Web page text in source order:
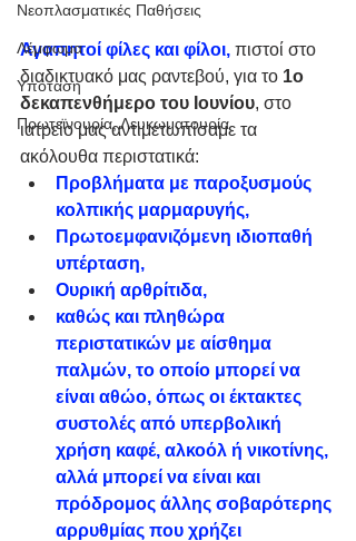
Νεοπλασματικές Παθήσεις
Λέμφωμα
Υπόταση
Πρωτεϊνουρία, Λευκωματουρία
Αγαπητοί φίλες και φίλοι, πιστοί στο
διαδικτυακό μας ραντεβού, για το 1ο
δεκαπενθήμερο του Ιουνίου, στο
ιατρείο μας αντιμετωπίσαμε τα
ακόλουθα περιστατικά:
Προβλήματα με παροξυσμούς
κολπικής μαρμαρυγής,
Πρωτοεμφανιζόμενη ιδιοπαθή
υπέρταση,
Ουρική αρθρίτιδα,
καθώς και πληθώρα
περιστατικών με αίσθημα
παλμών, το οποίο μπορεί να
είναι αθώο, όπως οι έκτακτες
συστολές από υπερβολική
χρήση καφέ, αλκοόλ ή νικοτίνης,
αλλά μπορεί να είναι και
πρόδρομος άλλης σοβαρότερης
αρρυθμίας που χρήζει